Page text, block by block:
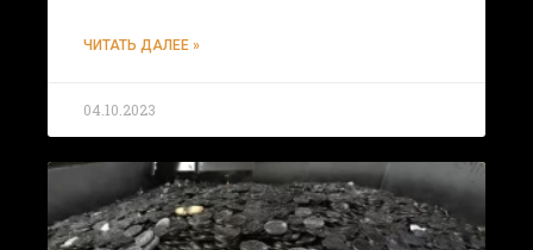
ЧИТАТЬ ДАЛЕЕ »
04.10.2023